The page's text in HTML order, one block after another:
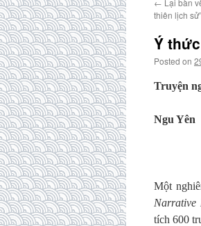
← Lại bàn
thiên lịch sử”
Ý
Posted on
Truyện
Ngu Yên
Một
Narrative
tích 600